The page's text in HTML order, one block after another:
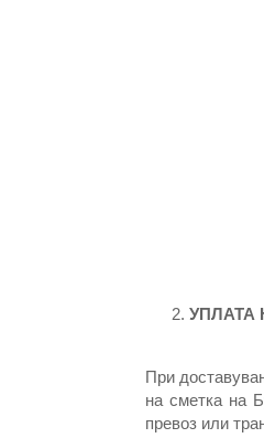
УПЛАТА
При
на сметка на
превоз или